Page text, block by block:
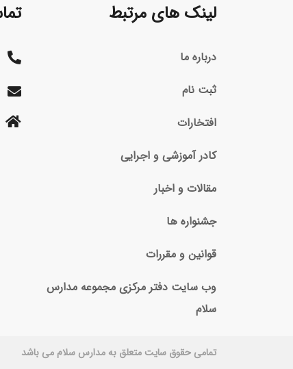
لینک های مرتبط
درباره ما
ثبت نام
افتخارات
کادر آموزشی و اجرایی
مقالات و اخبار
جشنواره ها
قوانین و مقررات
وب سایت دفتر مرکزی مجموعه مدارس
سلام
تمامی حقوق سایت متعلق به مدارس سلام می باشد